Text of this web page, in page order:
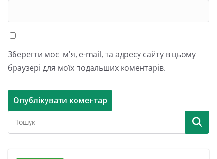
Зберегти моє ім'я, e-mail, та адресу сайту в цьому
браузері для моїх подальших коментарів.